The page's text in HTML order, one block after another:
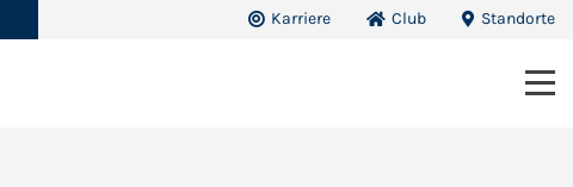
Karriere Club Standorte